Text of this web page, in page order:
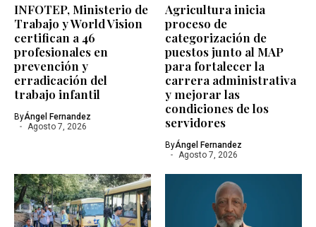
INFOTEP, Ministerio de
Trabajo y World Vision
certifican a 46
profesionales en
prevención y
erradicación del
trabajo infantil
ByÁngel Fernandez
Agosto 7, 2026
Agricultura inicia
proceso de
categorización de
puestos junto al MAP
para fortalecer la
carrera administrativa
y mejorar las
condiciones de los
servidores
ByÁngel Fernandez
Agosto 7, 2026